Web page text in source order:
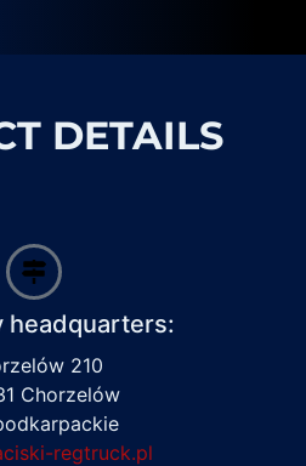
DETAILS
headquarters:
210
Chorzelów
regtruck.pl